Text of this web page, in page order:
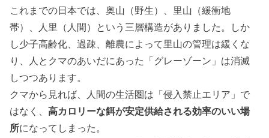
これまでの日本では、奥山（野生）、里山（緩衝地
帯）、人里（人間）という三層構造がありました。しか
し少子高齢化、過疎、離農によって里山の管理は緩くな
り、人とクマのあいだにあった「グレーゾーン」は消滅
しつつあります。
クマから見れば、人間の生活圏は「侵入禁止エリア」で
はなく、高カロリーな餌が安定供給される効率のいい場
所になってしまった。